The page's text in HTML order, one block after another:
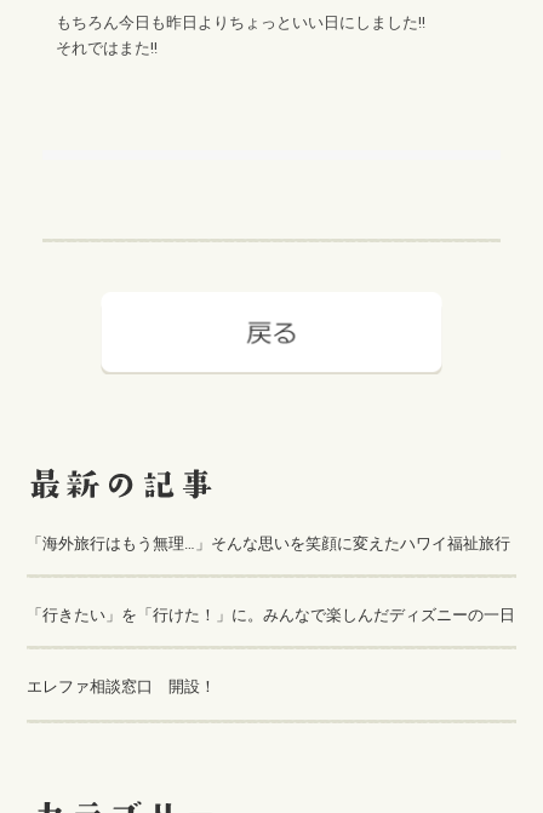
もちろん今日も昨日よりちょっといい日にしました!!
それではまた!!
「海外旅行はもう無理…」そんな思いを笑顔に変えたハワイ福祉旅行
「行きたい」を「行けた！」に。みんなで楽しんだディズニーの一日
エレファ相談窓口 開設！